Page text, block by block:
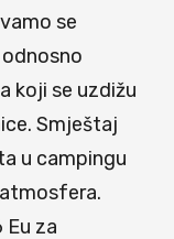
se
odnosno
koji se uzdižu
Smještaj
u campingu
Eu za